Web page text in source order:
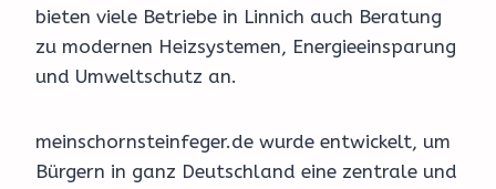
bieten viele Betriebe in Linnich auch Beratung
zu modernen Heizsystemen, Energieeinsparung
und Umweltschutz an.
meinschornsteinfeger.de wurde entwickelt, um
Bürgern in ganz Deutschland eine zentrale und